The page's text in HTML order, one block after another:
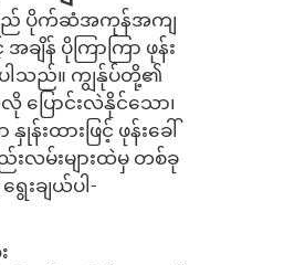
သည် ပိုက်ဆံအကုန်အကျ
ချိန် ပိုကြာကြာ ဖုန်း
ပါသည်။ ကျွန်ုပ်တို့၏
ပြောင်းလဲနိုင်သော၊
းထားဖြင့် ဖုန်းခေါ်
လမ်းများထဲမှ တစ်ခု
ေးချယ်ပါ-